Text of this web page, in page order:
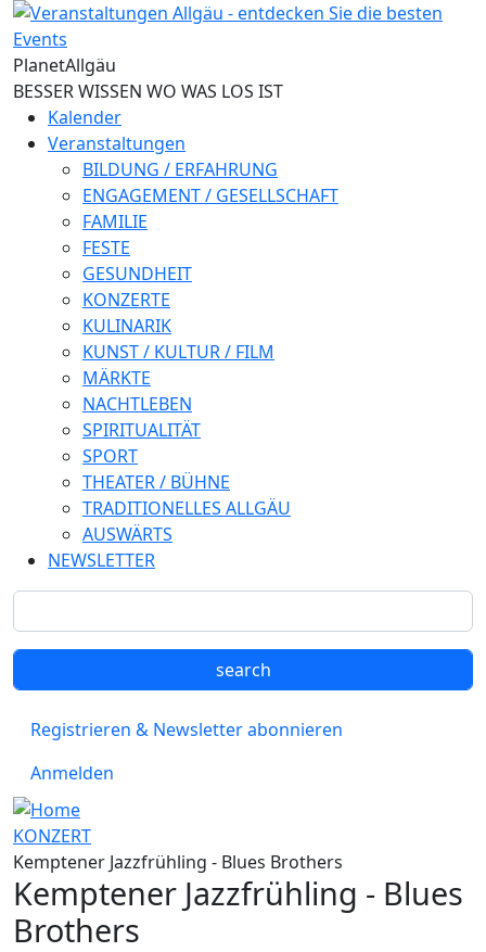
Direkt zum Inhalt
PlanetAllgäu
BESSER WISSEN WO WAS LOS IST
Kalender
Veranstaltungen
BILDUNG / ERFAHRUNG
ENGAGEMENT / GESELLSCHAFT
FAMILIE
FESTE
GESUNDHEIT
KONZERTE
KULINARIK
KUNST / KULTUR / FILM
MÄRKTE
NACHTLEBEN
SPIRITUALITÄT
SPORT
THEATER / BÜHNE
TRADITIONELLES ALLGÄU
AUSWÄRTS
NEWSLETTER
Registrieren & Newsletter abonnieren
Anmelden
KONZERT
Kemptener Jazzfrühling - Blues Brothers
Kemptener Jazzfrühling - Blues
Brothers